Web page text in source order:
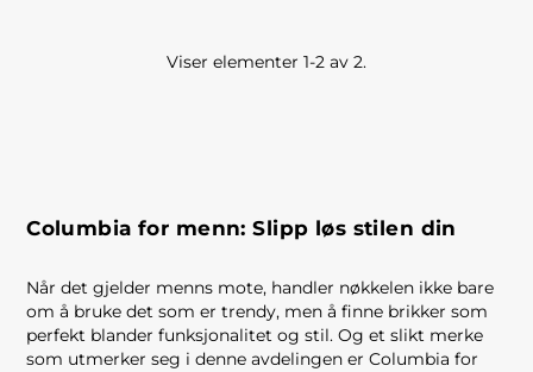
Viser elementer 1-2 av 2.
Columbia for menn: Slipp løs stilen din
Når det gjelder menns mote, handler nøkkelen ikke bare
om å bruke det som er trendy, men å finne brikker som
perfekt blander funksjonalitet og stil. Og et slikt merke
som utmerker seg i denne avdelingen er Columbia for